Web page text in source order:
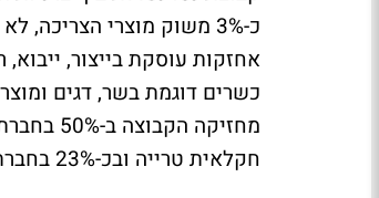
כ-3% משוק מוצרי
אחזקות עוסקת בייצור,
כשרים דוגמת בשר, דגים
חקלאית טרייה ובכ-23% בחברת גרין ארק, העוסקת בתחום האשראי החוץ בנקאי.